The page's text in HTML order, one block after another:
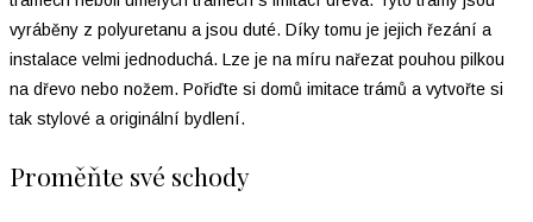
vyráběny z polyuretanu a jsou duté. Díky tomu je jejich řezání a
instalace velmi jednoduchá. Lze je na míru nařezat pouhou pilkou
na dřevo nebo nožem. Pořiďte si domů imitace trámů a vytvořte si
tak stylové a originální bydlení.
Proměňte své schody